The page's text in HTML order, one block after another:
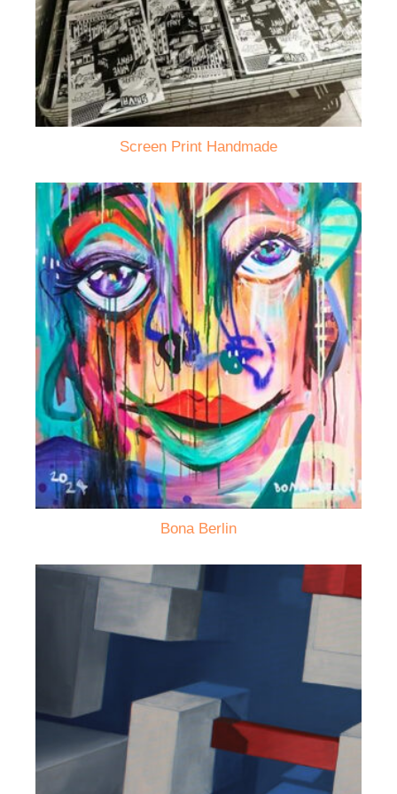
Screen Print Handmade
Bona Berlin